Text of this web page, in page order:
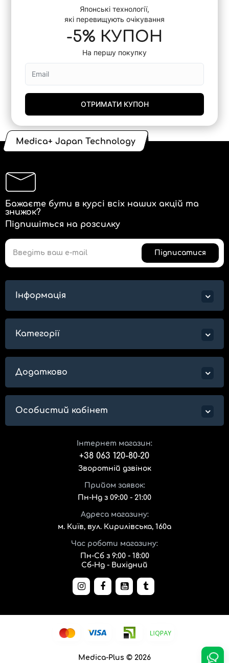
Японські технології,
які перевищують очікування
-5% КУПОН
На першу покупку
ОТРИМАТИ КУПОН
Medica+ Japan Technology
Бажаєте бути в курсі всіх наших акцій та
знижок?
Підпишіться на розсилку
Підписатися
Інформація
Категорії
Додатково
Особистий кабінет
Інтернет магазин:
+38 063 120-80-20
Зворотній дзвінок
Прийом заявок:
Пн-Нд з 09:00 - 21:00
Адреса магазину:
м. Київ, вул. Кирилівська, 160а
Час роботи магазину:
Пн-Сб з 9:00 - 18:00
Сб-Нд - Вихідний
Medica-Plus © 2026